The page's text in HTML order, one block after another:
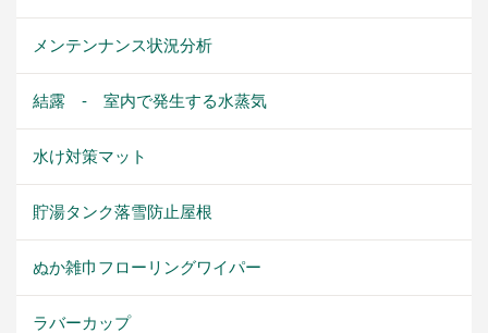
メンテンナンス状況分析
結露 - 室内で発生する水蒸気
水け対策マット
貯湯タンク落雪防止屋根
ぬか雑巾フローリングワイパー
ラバーカップ